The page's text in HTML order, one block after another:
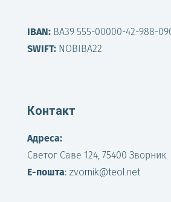
IBAN:BA39 555-00000-42-988-
SWIFT:NOBIBA22
Контакт
Адреса:
Светог Саве 124, 75400 Зворник
Е-пошта: zvornik@teol.net